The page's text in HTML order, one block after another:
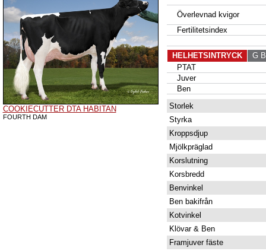
COOKIECUTTER DTA HABITAN
FOURTH DAM
Överlevnad kvigor
Fertilitetsindex
HELHETSINTRYCK
G
PTAT
Juver
Ben
Storlek
Styrka
Kroppsdjup
Mjölkpräglad
Korslutning
Korsbredd
Benvinkel
Ben bakifrån
Kotvinkel
Klövar & Ben
Framjuver fäste